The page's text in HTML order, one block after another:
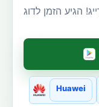
Huawei